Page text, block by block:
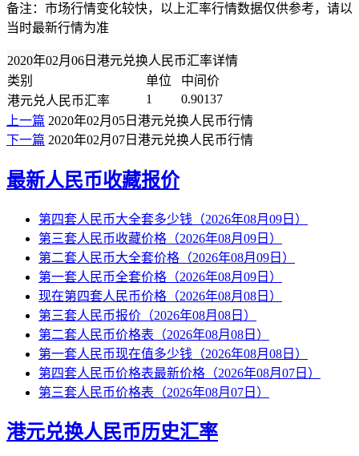
备注：市场行情变化较快，以上汇率行情数据仅供参考，请以
当时最新行情为准
2020年02月06日港元兑换人民币汇率详情
类别
单位
中间价
港元兑人民币汇率
1
0.90137
上一篇 2020年02月05日港元兑换人民币行情
下一篇 2020年02月07日港元兑换人民币行情
最新人民币收藏报价
第四套人民币大全套多少钱（2026年08月09日）
第三套人民币收藏价格（2026年08月09日）
第二套人民币大全套价格（2026年08月09日）
第一套人民币全套价格（2026年08月09日）
现在第四套人民币价格（2026年08月08日）
第三套人民币报价（2026年08月08日）
第二套人民币价格表（2026年08月08日）
第一套人民币现在值多少钱（2026年08月08日）
第四套人民币价格表最新价格（2026年08月07日）
第三套人民币价格表（2026年08月07日）
港元兑换人民币历史汇率